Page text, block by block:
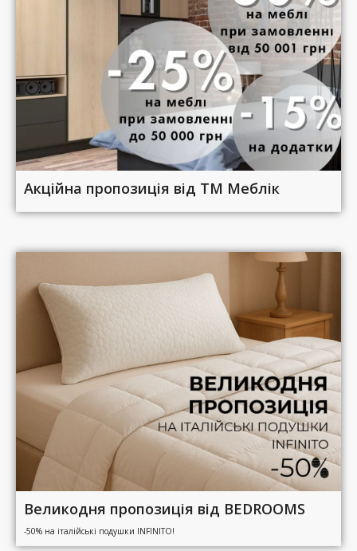
Акційна пропозиція від ТМ Меблік
Великодня пропозиція від BEDROOMS
-50% на італійські подушки INFINITO!